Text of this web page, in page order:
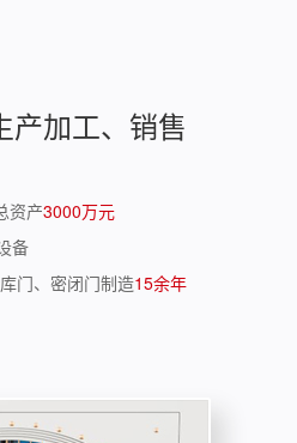
产加工、销售
资产3000万元
备
门、密闭门制造15余年